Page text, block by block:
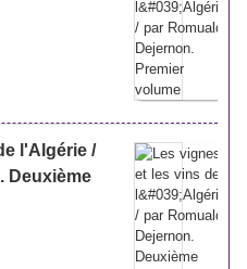
l'Algérie /
Deuxième